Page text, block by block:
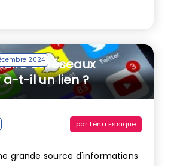
2024
et réseaux
a-t-il un lien ?
par Léna Essique
grande source d'informations